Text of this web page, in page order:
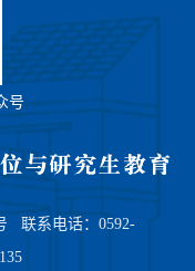
号
联系电话：0592-